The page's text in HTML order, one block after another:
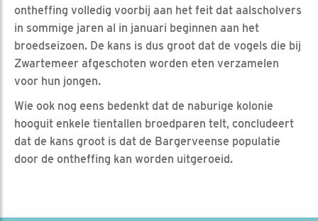
ontheffing volledig voorbij aan het feit dat aalscholvers
in sommige jaren al in januari beginnen aan het
broedseizoen. De kans is dus groot dat de vogels die bij
Zwartemeer afgeschoten worden eten verzamelen
voor hun jongen.
Wie ook nog eens bedenkt dat de naburige kolonie
hooguit enkele tientallen broedparen telt, concludeert
dat de kans groot is dat de Bargerveense populatie
door de ontheffing kan worden uitgeroeid.